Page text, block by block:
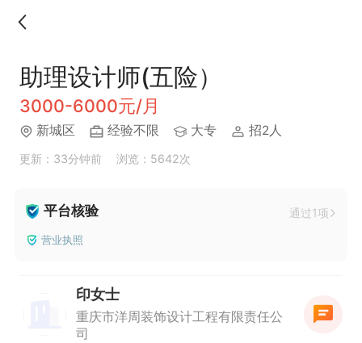
助理设计师(五险）
3000-6000元/月
新城区 经验不限 大专 招2人
更新：33分钟前 浏览：5642次
平台核验 通过1项
营业执照
印女士
重庆市洋周装饰设计工程有限责任公
司